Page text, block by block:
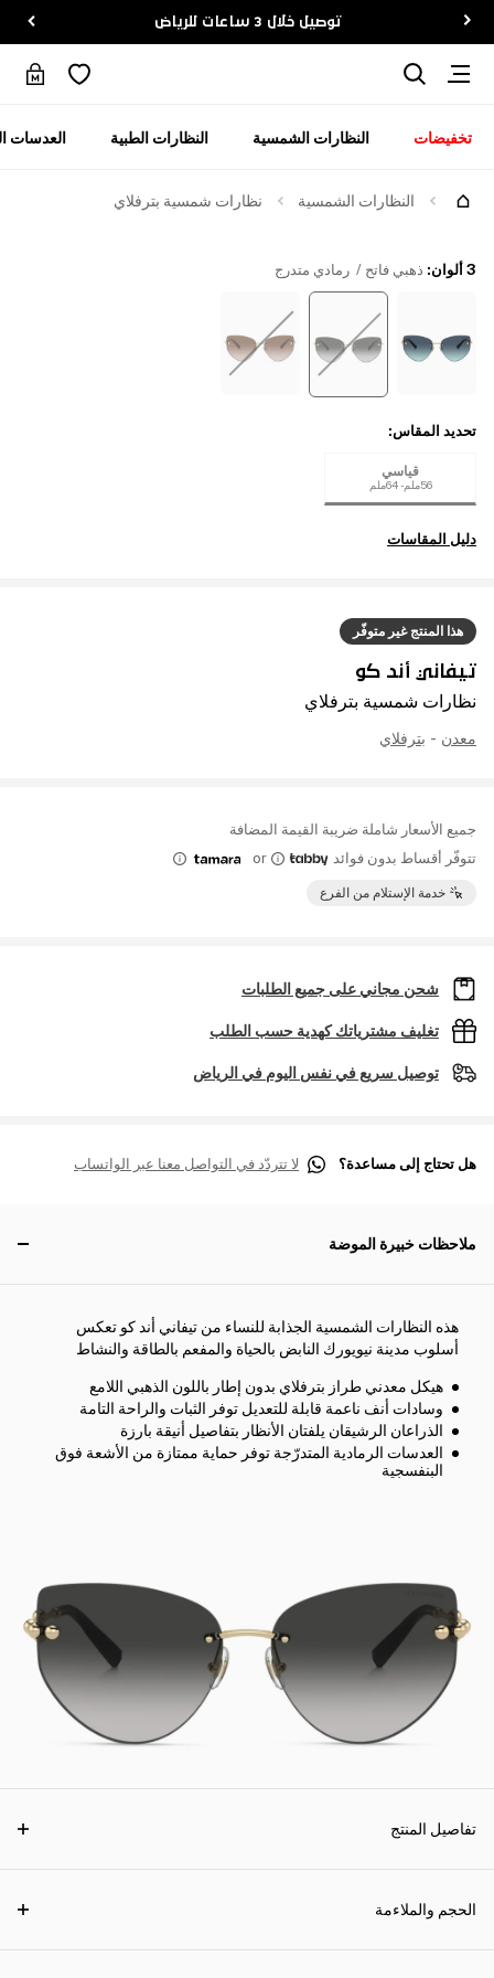
توصيل خلال 3 ساعات للرياض
تخفيضات النظارات الشمسية النظارات الطبية العدسات
النظارات الشمسية نظارات شمسية بترفلاي
هذا المنتج غير متوفّر
تيفاني أند كو
نظارات شمسية بترفلاي
معدن - بترفلاي
جميع الأسعار شاملة ضريبة القيمة المضافة
تتوفّر أقساط بدون فوائد
or
خدمة الإستلام من الفرع
3 ألوان : ذهبي فاتح / رمادي متدرج
تحديد المقاس:
قياسي
56ملم - 64ملم
دليل المقاسات
شحن مجاني على جميع الطلبات
تغليف مشترياتك كهدية حسب الطلب
توصيل سريع في نفس اليوم في الرياض
هل تحتاج إلى مساعدة؟ لا تتردّد في التواصل معنا عبر الواتساب
ملاحظات خبيرة الموضة
هذه النظارات الشمسية الجذابة للنساء من تيفاني أند كو تعكس
أسلوب مدينة نيويورك النابض بالحياة والمفعم بالطاقة والنشاط
هيكل معدني طراز بترفلاي بدون إطار باللون الذهبي اللامع
وسادات أنف ناعمة قابلة للتعديل توفر الثبات والراحة التامة
الذراعان الرشيقان يلفتان الأنظار بتفاصيل أنيقة بارزة
العدسات الرمادية المتدرّجة توفر حماية ممتازة من الأشعة فوق
البنفسجية
تفاصيل المنتج
الحجم والملاءمة